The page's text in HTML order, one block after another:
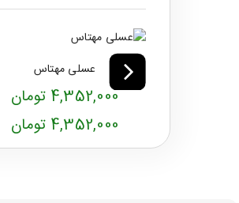
عسلی مهتاس
4,352,000 تومان
4,352,000 تومان